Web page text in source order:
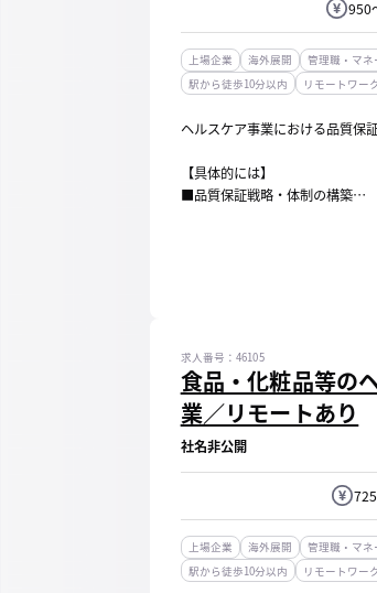
950
上場企業 海外展開 管理職・マネ
駅から徒歩10分以内
リモートワー
ヘルスケア事業における品質保
【具体的には】
■品質保証戦略・体制の構築
・品質基準、業務プロセス、社
食品・化粧品等の
業／リモートあり
求人番号：46105
社名非公開
上場企業 海外展開 管理職・マネ
駅から徒歩10分以内
リモートワー